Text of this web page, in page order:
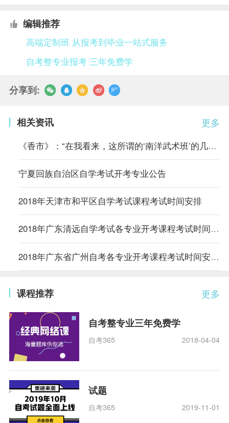
编辑推荐
高端定制班 从报考到毕业一站式服务
自考整专业报考 三年免费学
分享到:
更多
相关资讯
《香市》：“在我看来，这所谓的‘南洋武术班’的几套把式比起从前
宁夏回族自治区自学考试开考专业公告
2018年天津市和平区自学考试课程考试时间安排
2018年广东清远自学考试各专业开考课程考试时间安排的通知
2018年广东省广州自考各专业开考课程考试时间安排的通知
更多
课程推荐
自考整专业三年免费学
自考365 2018-04-04
试题
自考365 2019-11-01